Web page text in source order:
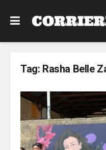
Tag: Rasha Belle